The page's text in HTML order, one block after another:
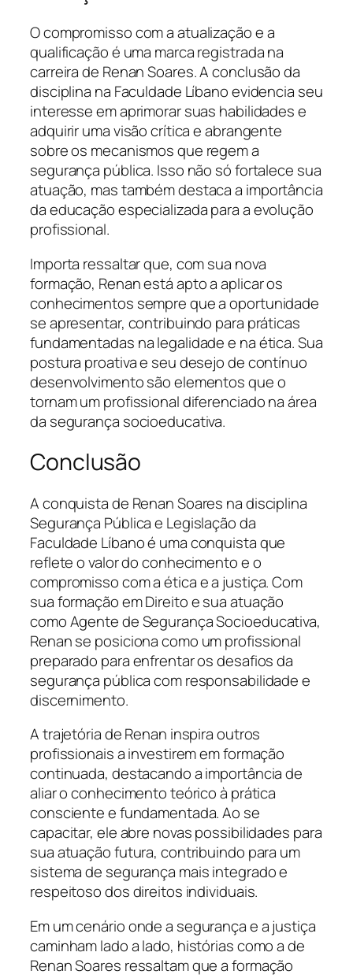
O compromisso com a atualização e a
qualificação é uma marca registrada na
carreira de Renan Soares. A conclusão da
disciplina na Faculdade Líbano evidencia seu
interesse em aprimorar suas habilidades e
adquirir uma visão crítica e abrangente
sobre os mecanismos que regem a
segurança pública. Isso não só fortalece sua
atuação, mas também destaca a importância
da educação especializada para a evolução
profissional.
Importa ressaltar que, com sua nova
formação, Renan está apto a aplicar os
conhecimentos sempre que a oportunidade
se apresentar, contribuindo para práticas
fundamentadas na legalidade e na ética. Sua
postura proativa e seu desejo de contínuo
desenvolvimento são elementos que o
tornam um profissional diferenciado na área
da segurança socioeducativa.
Conclusão
A conquista de Renan Soares na disciplina
Segurança Pública e Legislação da
Faculdade Líbano é uma conquista que
reflete o valor do conhecimento e o
compromisso com a ética e a justiça. Com
sua formação em Direito e sua atuação
como Agente de Segurança Socioeducativa,
Renan se posiciona como um profissional
preparado para enfrentar os desafios da
segurança pública com responsabilidade e
discernimento.
A trajetória de Renan inspira outros
profissionais a investirem em formação
continuada, destacando a importância de
aliar o conhecimento teórico à prática
consciente e fundamentada. Ao se
capacitar, ele abre novas possibilidades para
sua atuação futura, contribuindo para um
sistema de segurança mais integrado e
respeitoso dos direitos individuais.
Em um cenário onde a segurança e a justiça
caminham lado a lado, histórias como a de
Renan Soares ressaltam que a formação